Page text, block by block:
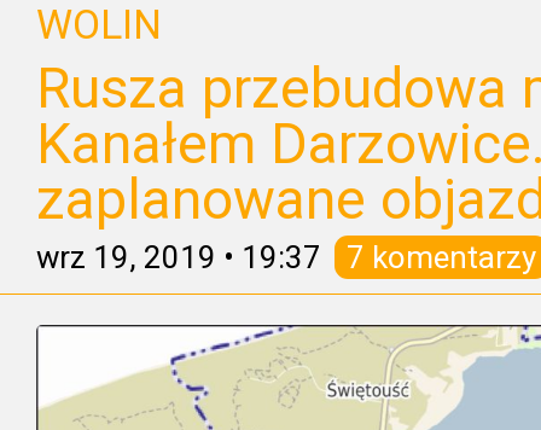
WOLIN
Rusza przebudowa
Kanałem
zaplanowane
wrz 19, 2019 • 19:37 7 komentarzy